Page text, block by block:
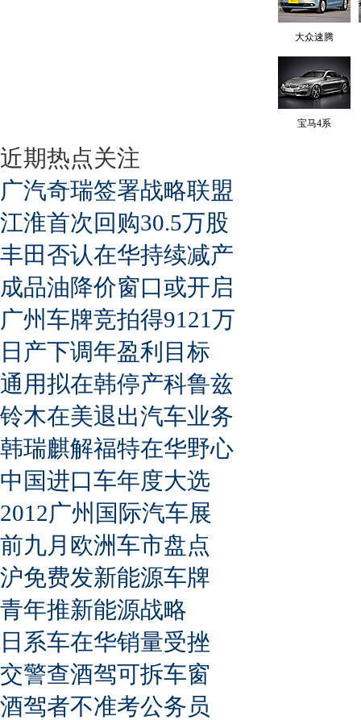
大众速腾
宝马4系
近期热点关注
广汽奇瑞签署战略联盟
江淮首次回购30.5万股
丰田否认在华持续减产
成品油降价窗口或开启
广州车牌竞拍得9121万
日产下调年盈利目标
通用拟在韩停产科鲁兹
铃木在美退出汽车业务
韩瑞麒解福特在华野心
中国进口车年度大选
2012广州国际汽车展
前九月欧洲车市盘点
沪免费发新能源车牌
青年推新能源战略
日系车在华销量受挫
交警查酒驾可拆车窗
酒驾者不准考公务员